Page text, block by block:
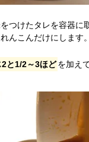
つけたタレを容器に
んこんだけにします。
と1/2～3ほどを加え